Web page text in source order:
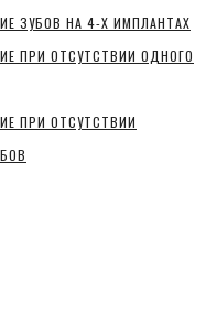
ЗУБОВ НА 4-Х ИМПЛАНТАХ
ПРИ ОТСУТСТВИИ ОДНОГО
ПРИ ОТСУТСТВИИ